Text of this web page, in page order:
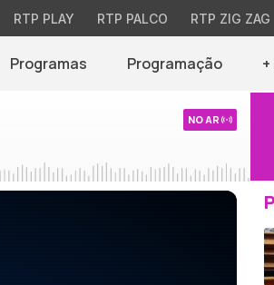
RTP PLAY RTP PALCO RTP ZIG ZAG
Programas Programação
NO AR